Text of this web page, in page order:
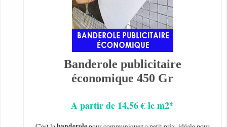
Banderole publicitaire
économique 450 Gr
A partir de 14,56 € le m2*